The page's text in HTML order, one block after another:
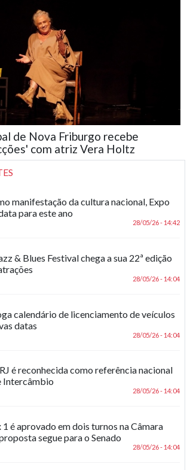
de Nova Friburgo recebe
com atriz Vera Holtz
manifestação da cultura nacional, Expo
para este ano
28/05/26 - 14:42
& Blues Festival chega a sua 22ª edição
28/05/26 - 14:04
calendário de licenciamento de veículos
datas
28/05/26 - 14:04
é reconhecida como referência nacional
Intercâmbio
28/05/26 - 14:04
1 é aprovado em dois turnos na Câmara
segue para o Senado
28/05/26 - 14:04